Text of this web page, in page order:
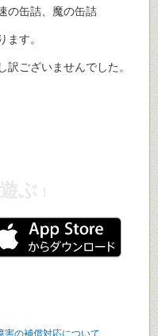
の缶詰、魔の缶詰
す。
ございませんでした。
害の補償対応について